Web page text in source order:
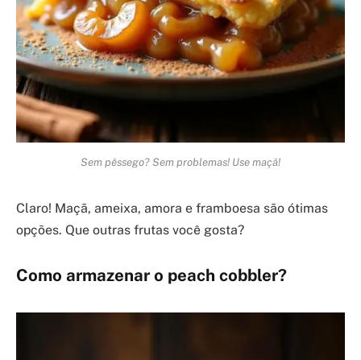
Sem pêssego? Sem problemas! Use maçã!
Claro! Maçã, ameixa, amora e framboesa são ótimas
opções. Que outras frutas você gosta?
Como armazenar o peach cobbler?